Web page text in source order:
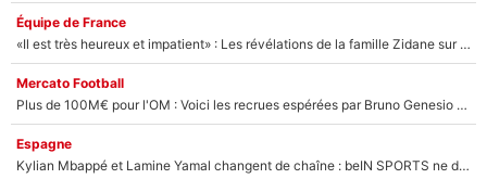
Équipe de France
«Il est très heureux et impatient» : Les révélations de la famille Zidane sur sa prise de pouvoir en équipe de France !
Mercato Football
Plus de 100M€ pour l'OM : Voici les recrues espérées par Bruno Genesio et Grégory Lorenzi après l’opération dégraissage
Espagne
Kylian Mbappé et Lamine Yamal changent de chaîne : beIN SPORTS ne digère pas cette décision historique et prédit un fiasco pour la Liga